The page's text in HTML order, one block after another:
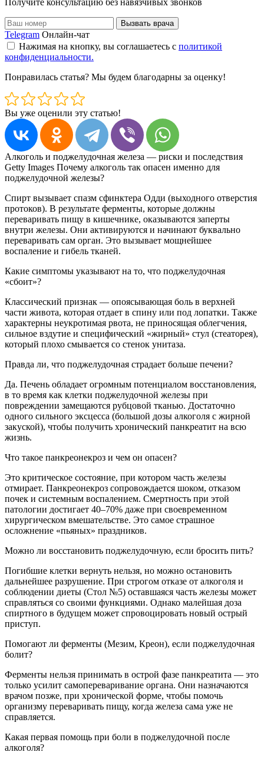
Получите консультацию без навязчивых звонков
Вызвать врача
Telegram Онлайн-чат
Нажимая на кнопку, вы соглашаетесь с политикой
конфиденциальности.
Понравилась статья? Мы будем благодарны за оценку!
Вы уже оценили эту статью!
Алкоголь и поджелудочная железа — риски и последствия
Getty Images Почему алкоголь так опасен именно для
поджелудочной железы?
Спирт вызывает спазм сфинктера Одди (выходного отверстия
протоков). В результате ферменты, которые должны
переваривать пищу в кишечнике, оказываются заперты
внутри железы. Они активируются и начинают буквально
переваривать сам орган. Это вызывает мощнейшее
воспаление и гибель тканей.
Какие симптомы указывают на то, что поджелудочная
«сбоит»?
Классический признак — опоясывающая боль в верхней
части живота, которая отдает в спину или под лопатки. Также
характерны неукротимая рвота, не приносящая облегчения,
сильное вздутие и специфический «жирный» стул (стеаторея),
который плохо смывается со стенок унитаза.
Правда ли, что поджелудочная страдает больше печени?
Да. Печень обладает огромным потенциалом восстановления,
в то время как клетки поджелудочной железы при
повреждении замещаются рубцовой тканью. Достаточно
одного сильного эксцесса (большой дозы алкоголя с жирной
закуской), чтобы получить хронический панкреатит на всю
жизнь.
Что такое панкреонекроз и чем он опасен?
Это критическое состояние, при котором часть железы
отмирает. Панкреонекроз сопровождается шоком, отказом
почек и системным воспалением. Смертность при этой
патологии достигает 40–70% даже при своевременном
хирургическом вмешательстве. Это самое страшное
осложнение «пьяных» праздников.
Можно ли восстановить поджелудочную, если бросить пить?
Погибшие клетки вернуть нельзя, но можно остановить
дальнейшее разрушение. При строгом отказе от алкоголя и
соблюдении диеты (Стол №5) оставшаяся часть железы может
справляться со своими функциями. Однако малейшая доза
спиртного в будущем может спровоцировать новый острый
приступ.
Помогают ли ферменты (Мезим, Креон), если поджелудочная
болит?
Ферменты нельзя принимать в острой фазе панкреатита — это
только усилит самопереваривание органа. Они назначаются
врачом позже, при хронической форме, чтобы помочь
организму переваривать пищу, когда железа сама уже не
справляется.
Какая первая помощь при боли в поджелудочной после
алкоголя?